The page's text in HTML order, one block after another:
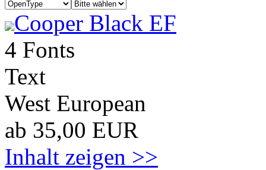
Cooper Black EF
4 Fonts
Text
West European
ab 35,00 EUR
Inhalt zeigen >>